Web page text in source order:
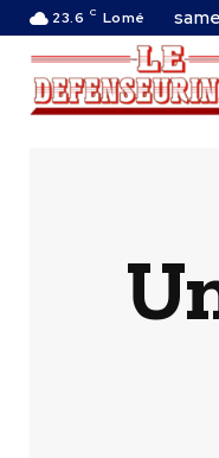
23.6 C Lomé